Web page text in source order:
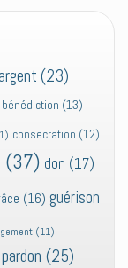
argent (23)
bénédiction (13)
consecration (12)
(37) don (17)
(16) guérison
(11)
pardon (25)